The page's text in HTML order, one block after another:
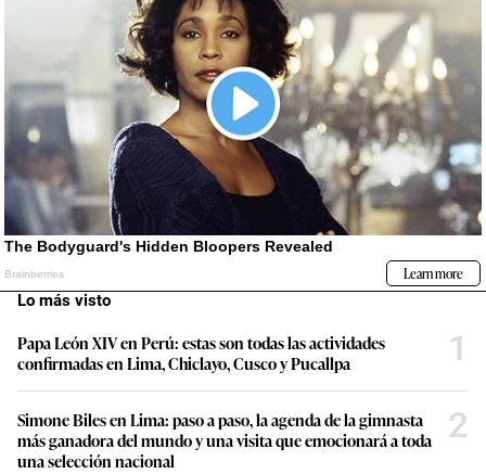
Lo más visto
Papa León XIV en Perú: estas son todas las actividades
confirmadas en Lima, Chiclayo, Cusco y Pucallpa
1
Simone Biles en Lima: paso a paso, la agenda de la gimnasta
más ganadora del mundo y una visita que emocionará a toda
una selección nacional
2